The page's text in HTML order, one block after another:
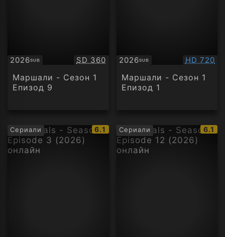
2026SUB
Субтитри Качество:
SD 360
Маршали - Сезон 1
Епизод 9
2026SUB
Субтитри HD 720
Маршали - Сезон 1
Епизод 1
Сериали
IMDb
рейтинг:
6.1 Сериали
IMDb
6.1